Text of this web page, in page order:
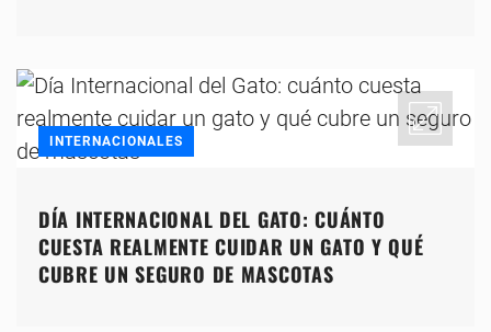
INTERNACIONALES
DÍA INTERNACIONAL DEL GATO: CUÁNTO
CUESTA REALMENTE CUIDAR UN GATO Y QUÉ
CUBRE UN SEGURO DE MASCOTAS